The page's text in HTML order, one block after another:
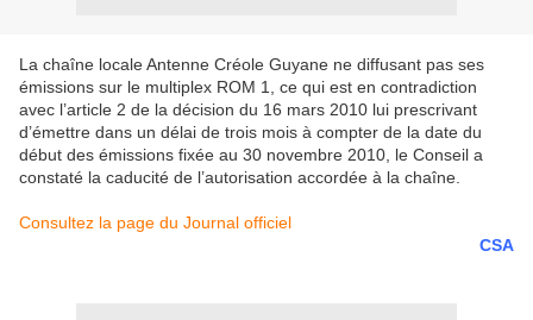
La chaîne locale Antenne Créole Guyane ne diffusant pas ses
émissions sur le multiplex ROM 1, ce qui est en contradiction
avec l’article 2 de la décision du 16 mars 2010 lui prescrivant
d’émettre dans un délai de trois mois à compter de la date du
début des émissions fixée au 30 novembre 2010, le Conseil a
constaté la caducité de l’autorisation accordée à la chaîne.
Consultez la page du Journal officiel
CSA